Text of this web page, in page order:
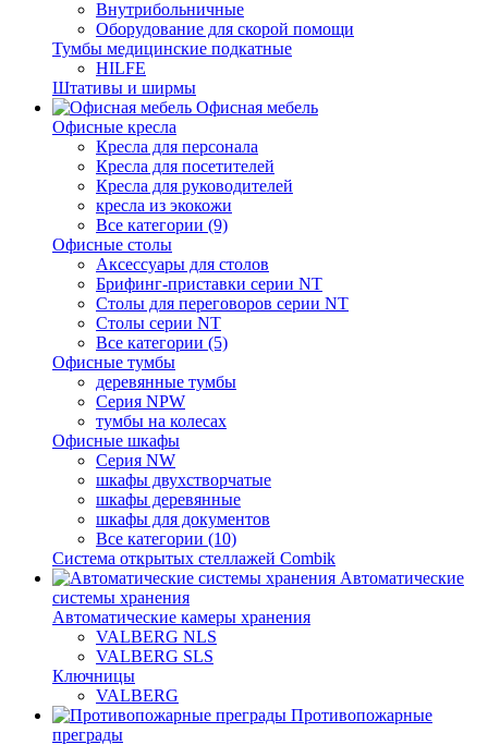
Внутрибольничные
Оборудование для скорой помощи
Тумбы медицинские подкатные
HILFE
Штативы и ширмы
Офисная мебель
Офисные кресла
Кресла для персонала
Кресла для посетителей
Кресла для руководителей
кресла из экокожи
Все категории (9)
Офисные столы
Аксессуары для столов
Брифинг-приставки серии NT
Столы для переговоров серии NT
Столы серии NT
Все категории (5)
Офисные тумбы
деревянные тумбы
Серия NPW
тумбы на колесах
Офисные шкафы
Серия NW
шкафы двухстворчатые
шкафы деревянные
шкафы для документов
Все категории (10)
Система открытых стеллажей Combik
Автоматические
системы хранения
Автоматические камеры хранения
VALBERG NLS
VALBERG SLS
Ключницы
VALBERG
Противопожарные
преграды